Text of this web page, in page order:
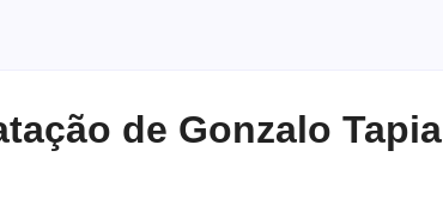
de Gonzalo Tapia